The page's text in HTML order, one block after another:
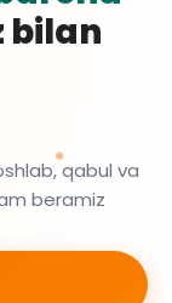
bilan
qabul va
beramiz